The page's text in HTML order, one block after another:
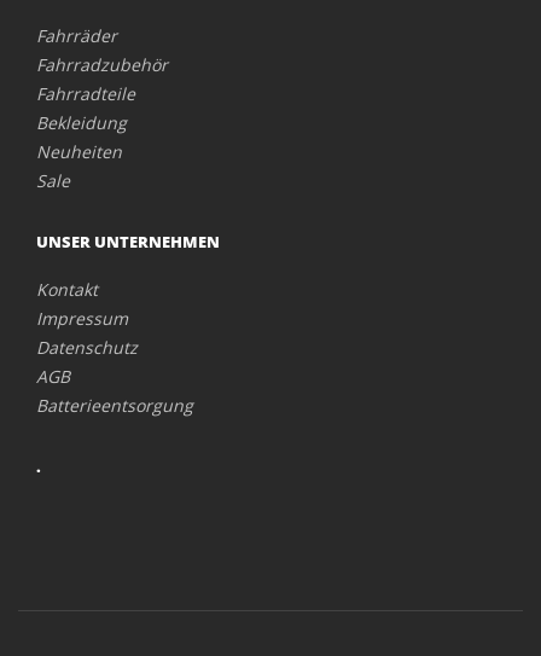
Fahrräder
Fahrradzubehör
Fahrradteile
Bekleidung
Neuheiten
Sale
UNSER UNTERNEHMEN
Kontakt
Impressum
Datenschutz
AGB
Batterieentsorgung
.